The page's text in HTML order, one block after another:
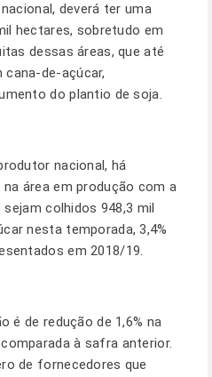
deverá ter uma
hectares, sobretudo em
dessas áreas, que até
de-açúcar,
do plantio de soja.
nacional, há
área em produção com a
colhidos 948,3 mil
nesta temporada, 3,4%
em 2018/19.
é de redução de 1,6% na
à safra anterior.
de fornecedores que